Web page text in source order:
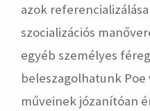
azok
szocializációs
egyéb személyes
beleszagolhatunk
műveinek józanítóan